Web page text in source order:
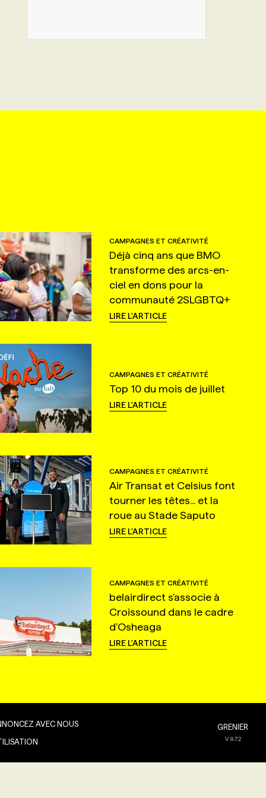
CAMPAGNES ET CRÉATIVITÉ
Déjà cinq ans que BMO
transforme des arcs-en-
ciel en dons pour la
communauté 2SLGBTQ+
LIRE L'ARTICLE
CAMPAGNES ET CRÉATIVITÉ
Top 10 du mois de juillet
LIRE L'ARTICLE
CAMPAGNES ET CRÉATIVITÉ
Air Transat et Celsius font
tourner les têtes... et la
roue au Stade Saputo
LIRE L'ARTICLE
CAMPAGNES ET CRÉATIVITÉ
belairdirect s'associe à
Croissound dans le cadre
d'Osheaga
LIRE L'ARTICLE
AVEC NOUS GRENIER
V8.7.2